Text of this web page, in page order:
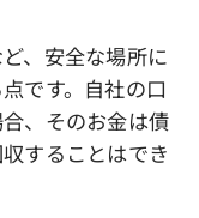
、安全な場所に
です。自社の口
、そのお金は債
することはでき